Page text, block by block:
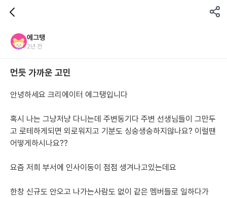
에그탱
2년 전
먼듯 가까운 고민
안녕하세요 크리에이터 에그탱입니다
혹시 나는 그냥저냥 다니는데 주변동기다 주변 선생님들이 그만두
고 로테하게되면 외로워지고 기분도 싱숭생숭하지않나요? 이럴땐
어떻게하시나요??
요즘 저희 부서에 인사이동이 점점 생겨나고있는데요
한창 신규도 안오고 나가는사람도 없이 같은 멤버들로 일하다가